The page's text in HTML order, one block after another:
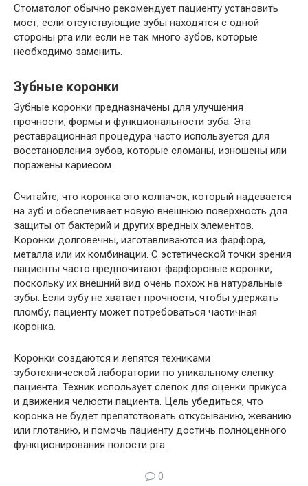
Стоматолог обычно рекомендует пациенту установить
мост, если отсутствующие зубы находятся с одной
стороны рта или если не так много зубов, которые
необходимо заменить.
Зубные коронки
Зубные коронки предназначены для улучшения
прочности, формы и функциональности зуба. Эта
реставрационная процедура часто используется для
восстановления зубов, которые сломаны, изношены или
поражены кариесом.
Считайте, что коронка это колпачок, который надевается
на зуб и обеспечивает новую внешнюю поверхность для
защиты от бактерий и других вредных элементов.
Коронки долговечны, изготавливаются из фарфора,
металла или их комбинации. С эстетической точки зрения
пациенты часто предпочитают фарфоровые коронки,
поскольку их внешний вид очень похож на натуральные
зубы. Если зубу не хватает прочности, чтобы удержать
пломбу, пациенту может потребоваться частичная
коронка.
Коронки создаются и лепятся техниками
зуботехнической лаборатории по уникальному слепку
пациента. Техник использует слепок для оценки прикуса
и движения челюсти пациента. Цель убедиться, что
коронка не будет препятствовать откусыванию, жеванию
или глотанию, и помочь пациенту достичь полноценного
функционирования полости рта.
0